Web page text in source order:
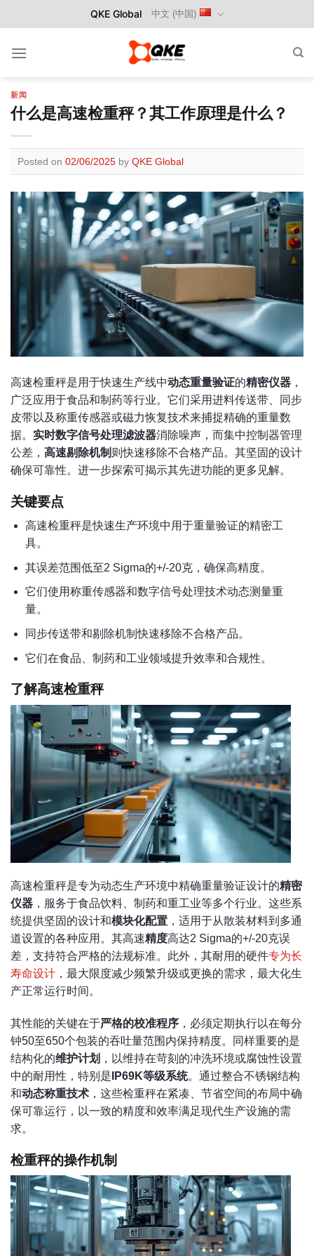
to
QKE Global 中文 (中国)
新闻
什么是高速检重秤？其工作原理是什么？
Posted on 02/06/2025 by QKE Global
高速检重秤是用于快速生产线中动态重量验证的精密仪器 ，
广泛应用于食品和制药等行业。它们采用进料传送带、同步
皮带以及称重传感器或磁力恢复技术来捕捉精确的重量数
据。 实时数字信号处理滤波器消除噪声，而集中控制器管理
公差， 高速剔除机制 则快速移除不合格产品。其坚固的设计
确保可靠性。进一步探索可揭示其先进功能的更多见解。
关键要点
高速检重秤是快速生产环境中用于重量验证的精密工
具。
其误差范围低至2 Sigma的+/-20克，确保高精度。
它们使用称重传感器和数字信号处理技术动态测量重
量。
同步传送带和剔除机制快速移除不合格产品。
它们在食品、制药和工业领域提升效率和合规性。
了解高速检重秤
高速检重秤是专为动态生产环境中精确重量验证设计的精密
仪器 ，服务于食品饮料、制药和重工业等多个行业。这些系
统提供坚固的设计和模块化配置 ，适用于从散装材料到多通
道设置的各种应用。其高速精度高达2 Sigma的+/-20克误
差，支持符合严格的法规标准。此外，其耐用的硬件专为长
寿命设计 ，最大限度减少频繁升级或更换的需求，最大化生
产正常运行时间。
其性能的关键在于严格的校准程序 ，必须定期执行以在每分
钟50至650个包装的吞吐量范围内保持精度。同样重要的是
结构化的维护计划 ，以维持在苛刻的冲洗环境或腐蚀性设置
中的耐用性，特别是 IP69K等级系统。通过整合不锈钢结构
和动态称重技术 ，这些检重秤在紧凑、节省空间的布局中确
保可靠运行，以一致的精度和效率满足现代生产设施的需
求。
检重秤的操作机制